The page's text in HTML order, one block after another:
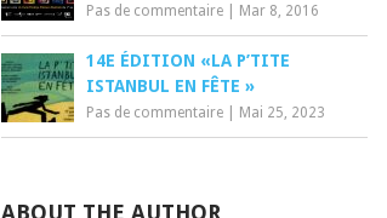
Pas de commentaire Mar 8, 2016
14E ÉDITION «LA P’TITE
ISTANBUL EN FÊTE »
Pas de commentaire Mai 25, 2023
ABOUT THE AUTHOR